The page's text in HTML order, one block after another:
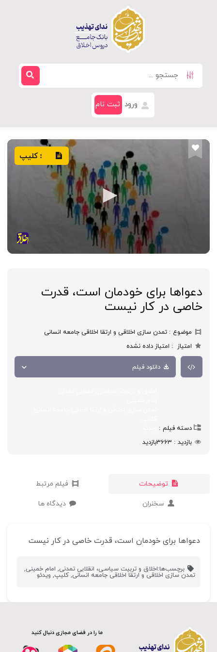
ورود ثبت نام
: کلیپ
دعواها برای خودمان است، قدرت
خاصی در کار نیست
موضوع
تمدن سازی اخلاقی و ارتقا اخلاقی جامعه انسانی
امتیاز
امتیاز داده نشده
دانلود فیلم
دسته فیلم
بازدید
3663بازدید
توضیحات فیلم مرتبط
سخنران دیدگاه ها
دعواها برای خودمان است، قدرت خاصی در کار نیست
برچسب‌ها:اخلاق و تربیت سیاسی، انقلابی تمدنی, امام خمینی,
تمدن سازی اخلاقی و ارتقا اخلاقی جامعه انسانی, کلیپ, ویدئو
ما را در فضای مجازی دنبال کنید